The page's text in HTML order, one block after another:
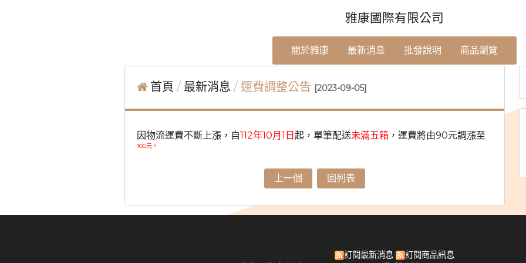
雅康國際有限公司
關於雅康 最新消息 批發說明 商品瀏覽
首頁 最新消息 運費調整公告 [2023-09-05]
因物流運費不斷上漲，自112年10月1日 起，單筆配送未滿五箱 ，運費將由90元調漲至
100元 。
上一個 回列表
訂閱最新消息 訂閱商品訊息